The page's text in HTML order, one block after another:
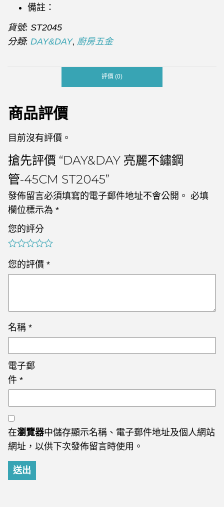
備註：
貨號: ST2045
分類: DAY&DAY, 廚房五金
評價 (0)
商品評價
目前沒有評價。
搶先評價 “DAY&DAY 亮麗不鏽鋼
管-45CM ST2045”
發佈留言必須填寫的電子郵件地址不會公開。 必填
欄位標示為 *
您的評分
您的評價 *
名稱 *
電子郵
件 *
在瀏覽器中儲存顯示名稱、電子郵件地址及個人網站
網址，以供下次發佈留言時使用。